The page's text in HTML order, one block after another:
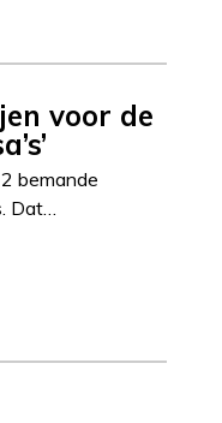
voor de
bemande
Dat…